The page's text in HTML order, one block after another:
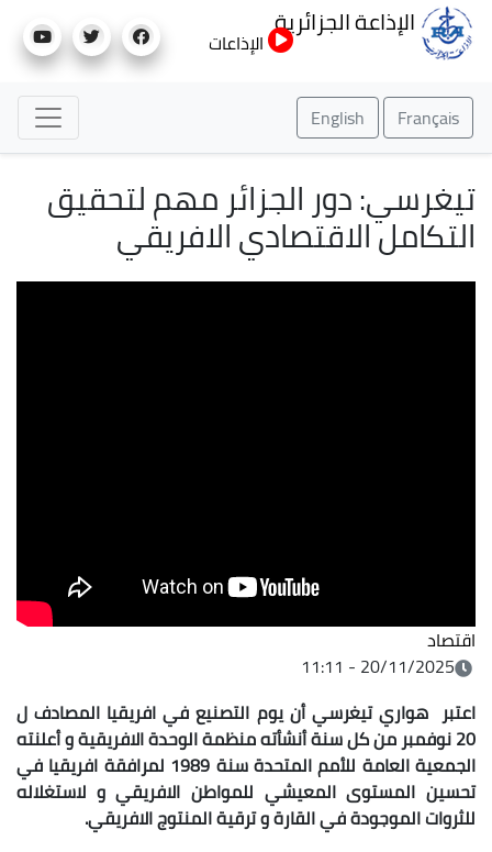
إلى
الإذاعة الجزائرية
الإذاعات
Français
English
تيغرسي: دور الجزائر مهم لتحقيق
التكامل الاقتصادي الافريقي
اقتصاد
20/11/2025 - 11:11
اعتبر هواري تيغرسي أن يوم التصنيع في افريقيا المصادف ل
20 نوفمبر من كل سنة أنشأته منظمة الوحدة الافريقية و أعلنته
الجمعية العامة للأمم المتحدة سنة 1989 لمرافقة افريقيا في
تحسين المستوى المعيشي للمواطن الافريقي و لاستغلاله
للثروات الموجودة في القارة و ترقية المنتوج الافريقي.